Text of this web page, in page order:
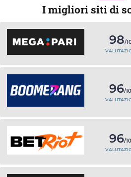
I migliori siti di
98/
96/
96/